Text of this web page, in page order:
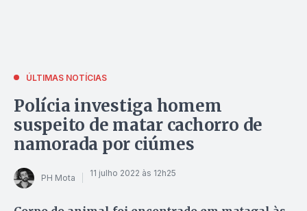
ÚLTIMAS NOTÍCIAS
Polícia investiga homem
suspeito de matar cachorro de
namorada por ciúmes
PH Mota 11 julho 2022 às 12h25